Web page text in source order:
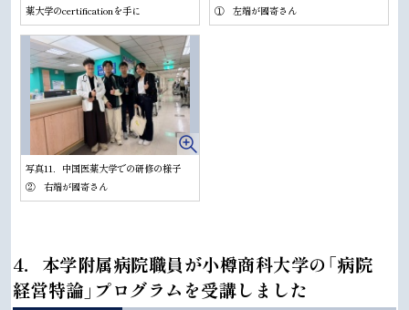
薬大学のcertificationを手に
① 左端が國寄さん
写真11．中国医薬大学での研修の様子
② 右端が國寄さん
ト
ッ
プ
4．本学附属病院職員が小樽商科大学の「病院
経営特論」プログラムを受講しました